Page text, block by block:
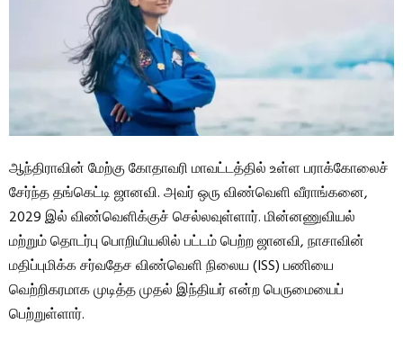
ஆந்திராவின் மேற்கு கோதாவரி மாவட்டத்தில் உள்ள பராக்கோலைச்
சேர்ந்த தங்கெட்டி ஜானவி. அவர் ஒரு விண்வெளி வீராங்கனை,
2029 இல் விண்வெளிக்குச் செல்லவுள்ளார். மின்னணுவியல்
மற்றும் தொடர்பு பொறியியலில் பட்டம் பெற்ற ஜானவி, நாசாவின்
மதிப்புமிக்க சர்வதேச விண்வெளி நிலைய (ISS) பணியை
வெற்றிகரமாக முடித்த முதல் இந்தியர் என்ற பெருமையைப்
பெற்றுள்ளார்.